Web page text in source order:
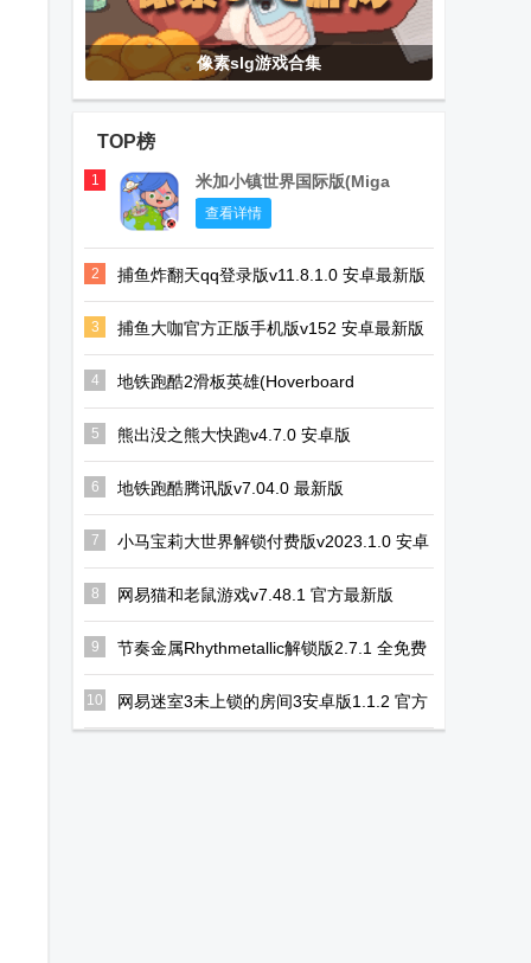
像素slg游戏合集
TOP榜
1
米加小镇世界国际版(Miga
World)
查看详情
2 捕鱼炸翻天qq登录版v11.8.1.0 安卓最新版
3 捕鱼大咖官方正版手机版v152 安卓最新版
4
地铁跑酷2滑板英雄(Hoverboard
Heroes)v1.12.0 国际版
5 熊出没之熊大快跑v4.7.0 安卓版
6 地铁跑酷腾讯版v7.04.0 最新版
7
小马宝莉大世界解锁付费版v2023.1.0 安卓
最新版
8 网易猫和老鼠游戏v7.48.1 官方最新版
9
节奏金属Rhythmetallic解锁版2.7.1 全免费
版
10
网易迷室3未上锁的房间3安卓版1.1.2 官方
手机版